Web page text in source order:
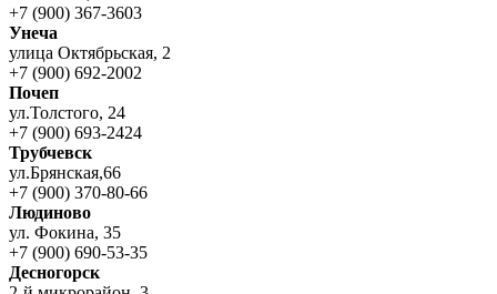
+7 (900) 367-3603
Унеча
улица Октябрьская, 2
+7 (900) 692-2002
Почеп
ул.Толстого, 24
+7 (900) 693-2424
Трубчевск
ул.Брянская,66
+7 (900) 370-80-66
Людиново
ул. Фокина, 35
+7 (900) 690-53-35
Десногорск